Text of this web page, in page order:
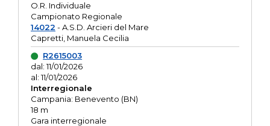
O.R. Individuale
Campionato Regionale
14022 - A.S.D. Arcieri del Mare
Capretti, Manuela Cecilia
R2615003
dal: 11/01/2026
al: 11/01/2026
Interregionale
Campania: Benevento (BN)
18 m
Gara interregionale